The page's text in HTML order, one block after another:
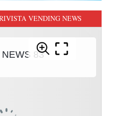
VENDING NEWS